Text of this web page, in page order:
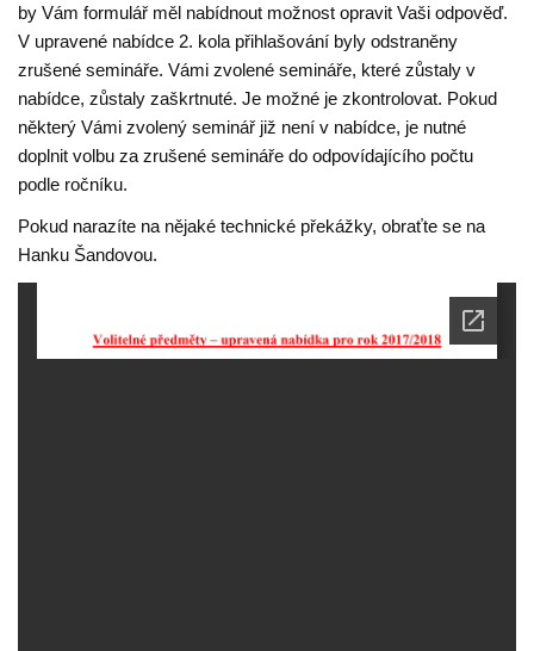
by Vám formulář měl nabídnout možnost opravit Vaši odpověď.
V upravené nabídce 2. kola přihlašování byly odstraněny
zrušené semináře. Vámi zvolené semináře, které zůstaly v
nabídce, zůstaly zaškrtnuté. Je možné je zkontrolovat. Pokud
některý Vámi zvolený seminář již není v nabídce, je nutné
doplnit volbu za zrušené semináře do odpovídajícího počtu
podle ročníku.
Pokud narazíte na nějaké technické překážky, obraťte se na
Hanku Šandovou.